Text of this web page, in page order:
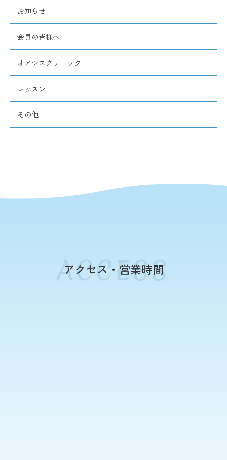
お知らせ
会員の皆様へ
オアシスクリニック
レッスン
その他
アクセス・営業時間